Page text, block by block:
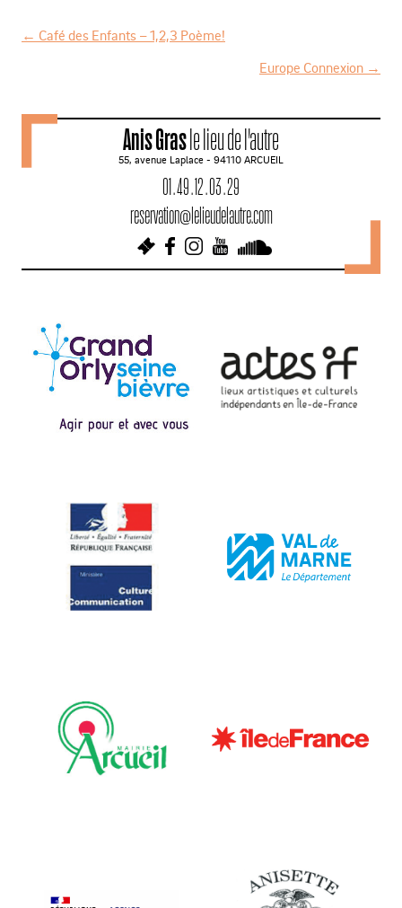
v
g
o
← Café des Enfants – 1,2,3 Poème!
Europe Connexion →
Anis Grasle lieu de l'autre
55, avenue Laplace - 94110 ARCUEIL
01 . 49 . 12 . 03 . 29
reservation@lelieudelautre.com